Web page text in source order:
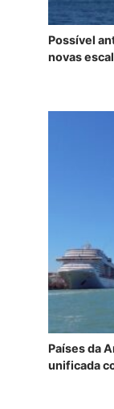
Possível
novas
Países da
unificada